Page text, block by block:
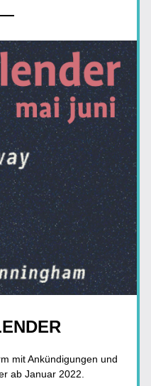
mit Ankündigungen und
ab Januar 2022.